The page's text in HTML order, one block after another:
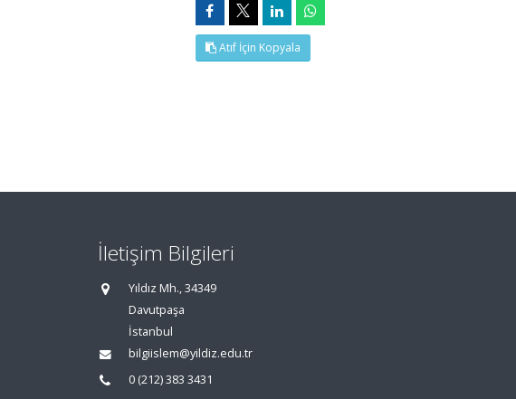
Atıf İçin Kopyala
İletişim Bilgileri
Yıldız Mh., 34349
Davutpaşa
İstanbul
bilgiislem@yildiz.edu.tr
0 (212) 383 3431